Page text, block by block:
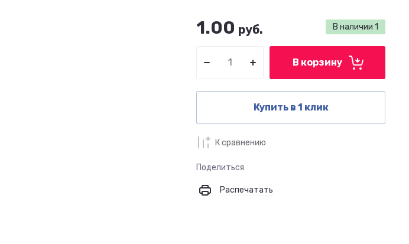
В наличии 1
1.00 руб.
В корзину
Купить в 1 клик
К сравнению
Поделиться
Распечатать